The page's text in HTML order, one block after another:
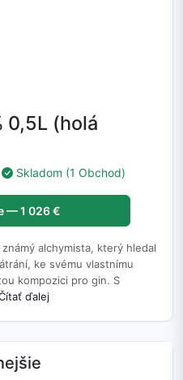
0,5L (holá
Skladom (1 Obchod)
— 1 026 €
alchymista, který hledal
ke svému vlastnímu
kompozici pro gin. S
ďalej